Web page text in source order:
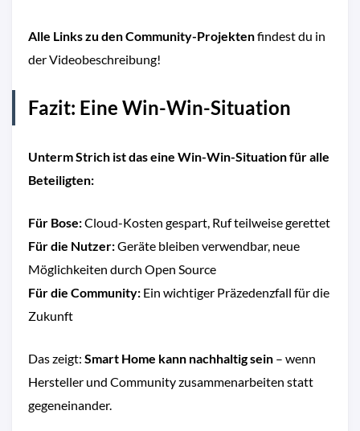
Alle Links zu den Community-Projektenfindest du in
der Videobeschreibung!
Fazit: Eine Win-Win-Situation
Unterm Strich ist das eine Win-Win-Situation für alle
Beteiligten:
Für Bose:Cloud-Kosten gespart, Ruf teilweise gerettet
Für die Nutzer:Geräte bleiben verwendbar, neue
Möglichkeiten durch Open Source
Für die Community: Ein wichtiger Präzedenzfall für die
Zukunft
Das zeigt: Smart Home kann nachhaltig sein – wenn
Hersteller und Community zusammenarbeiten statt
gegeneinander.